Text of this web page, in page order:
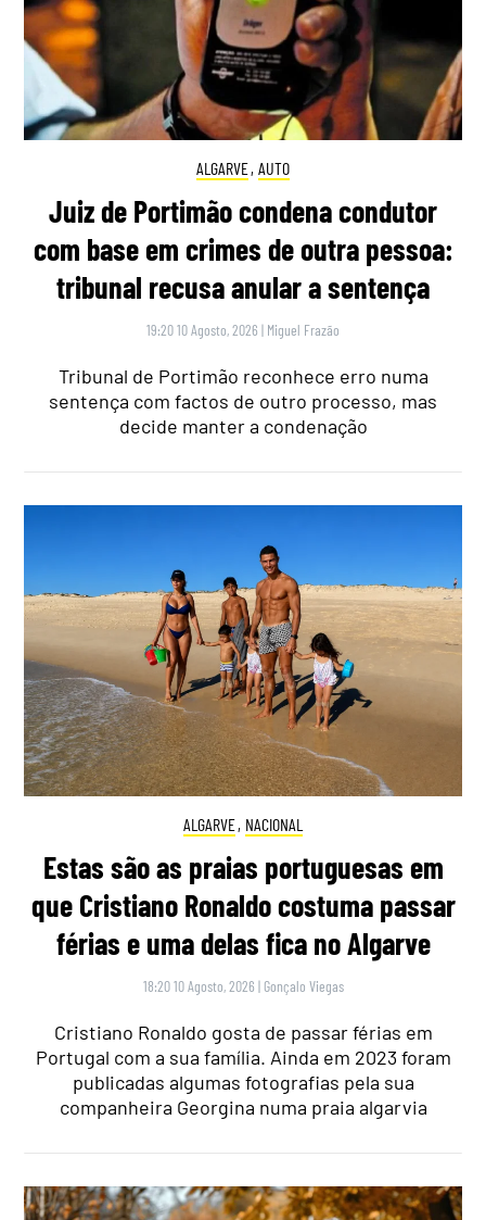
ALGARVE, AUTO
Juiz de Portimão condena condutor
com base em crimes de outra pessoa:
tribunal recusa anular a sentença
19:20 10 Agosto, 2026 | Miguel Frazão
Tribunal de Portimão reconhece erro numa
sentença com factos de outro processo, mas
decide manter a condenação
ALGARVE, NACIONAL
Estas são as praias portuguesas em
que Cristiano Ronaldo costuma passar
férias e uma delas fica no Algarve
18:20 10 Agosto, 2026 | Gonçalo Viegas
Cristiano Ronaldo gosta de passar férias em
Portugal com a sua família. Ainda em 2023 foram
publicadas algumas fotografias pela sua
companheira Georgina numa praia algarvia